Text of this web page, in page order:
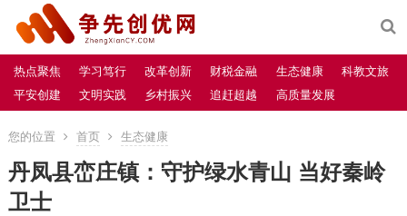
热点聚焦 学习笃行 改革创新 财税金融 生态健康
科教文旅
平安创建
文明实践 乡村振兴 追赶超越 高质量发展
您的位置 首页 生态健康
丹凤县峦庄镇：守护绿水青山 当好秦岭
卫士